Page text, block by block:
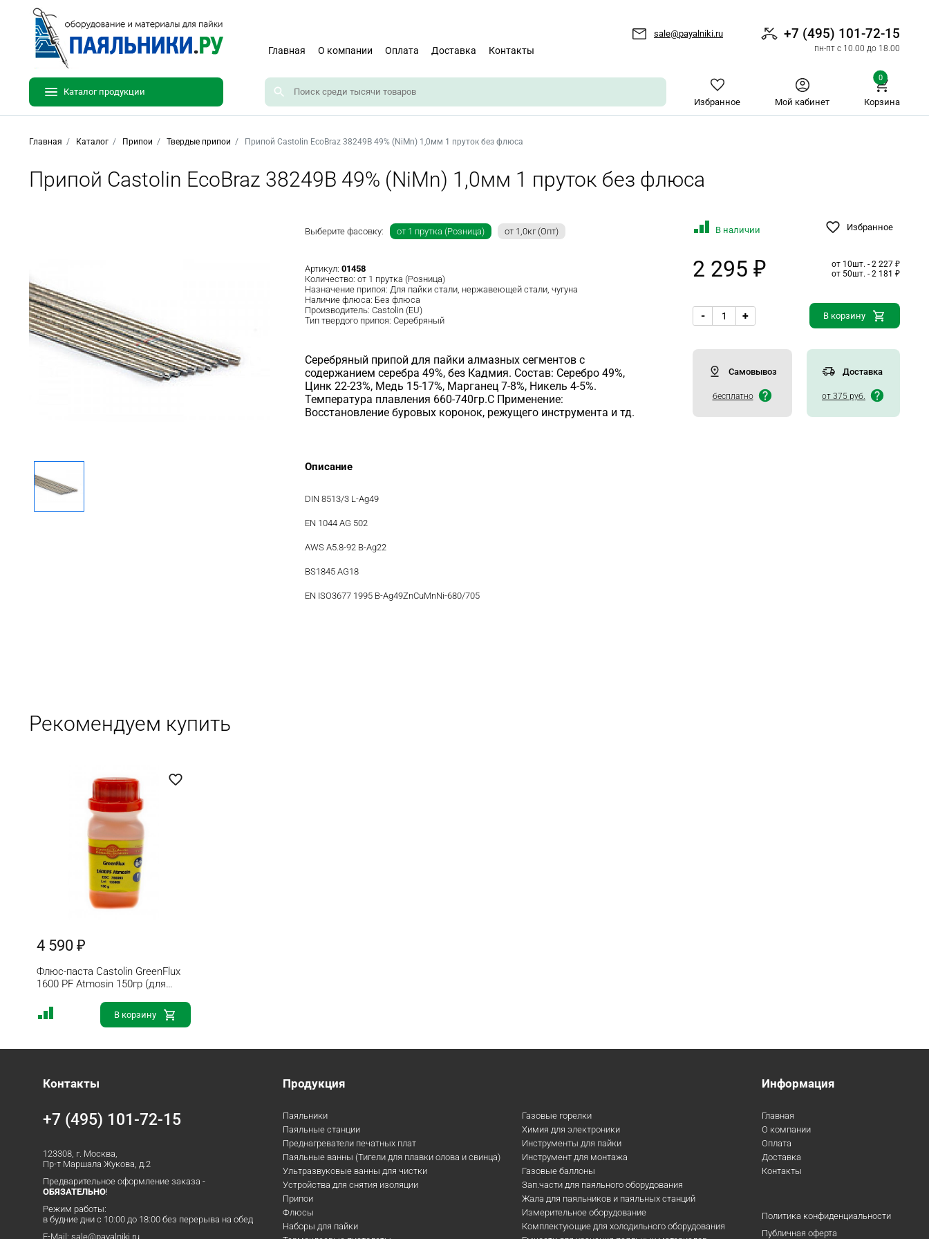
Главная О компании Оплата Доставка Контакты
sale@payalniki.ru +7 (495) 101-72-15
пн-пт с 10.00 до 18.00
Каталог продукции
Избранное
Мой кабинет Корзина
0
Главная Каталог Припои Твердые припои Припой Castolin EcoBraz 38249B 49% (NiMn) 1,0мм 1 пруток без флюса
Припой Castolin EcoBraz 38249B 49% (NiMn) 1,0мм 1 пруток без флюса
В наличии Избранное
2 295 ₽
от 10шт. - 2 227 ₽
от 50шт. - 2 181 ₽
- + В корзину
Самовывоз
бесплатно
Доставка
от 375 руб.
Выберите фасовку: от 1 прутка (Розница) от 1,0кг (Опт)
Артикул: 01458
Количество: от 1 прутка (Розница)
Назначение припоя: Для пайки стали, нержавеющей стали, чугуна
Наличие флюса: Без флюса
Производитель: Castolin (EU)
Тип твердого припоя: Серебряный
Серебряный припой для пайки алмазных сегментов с
содержанием серебра 49%, без Кадмия. Состав: Серебро 49%,
Цинк 22-23%, Медь 15-17%, Марганец 7-8%, Никель 4-5%.
Температура плавления 660-740гр.С Применение:
Восстановление буровых коронок, режущего инструмента и тд.
Описание
DIN 8513/3 L-Ag49
EN 1044 AG 502
AWS A5.8-92 B-Ag22
BS1845 AG18
EN ISO3677 1995 B-Ag49ZnCuMnNi-680/705
Рекомендуем купить
4 590 ₽
Флюс-паста Castolin GreenFlux
1600 PF Atmosin 150гр (для
В корзину
Контакты
+7 (495) 101-72-15
123308, г. Москва,
Пр-т Маршала Жукова, д.2
Предварительное оформление заказа -
ОБЯЗАТЕЛЬНО!
Режим работы:
в будние дни с 10:00 до 18:00 без перерыва на обед
E-Mail: sale@payalniki.ru
Продукция
Паяльники
Паяльные станции
Преднагреватели печатных плат
Паяльные ванны (Тигели для плавки олова и свинца)
Ультразвуковые ванны для чистки
Устройства для снятия изоляции
Припои
Флюсы
Наборы для пайки
Газовые горелки
Химия для электроники
Инструменты для пайки
Инструмент для монтажа
Газовые баллоны
Зап.части для паяльного оборудования
Жала для паяльников и паяльных станций
Измерительное оборудование
Комплектующие для холодильного оборудования
Информация
Главная
О компании
Оплата
Доставка
Контакты
Политика конфиденциальности
Публичная оферта